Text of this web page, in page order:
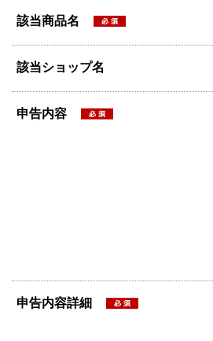
該当商品名
該当ショップ名
申告内容
申告内容詳細